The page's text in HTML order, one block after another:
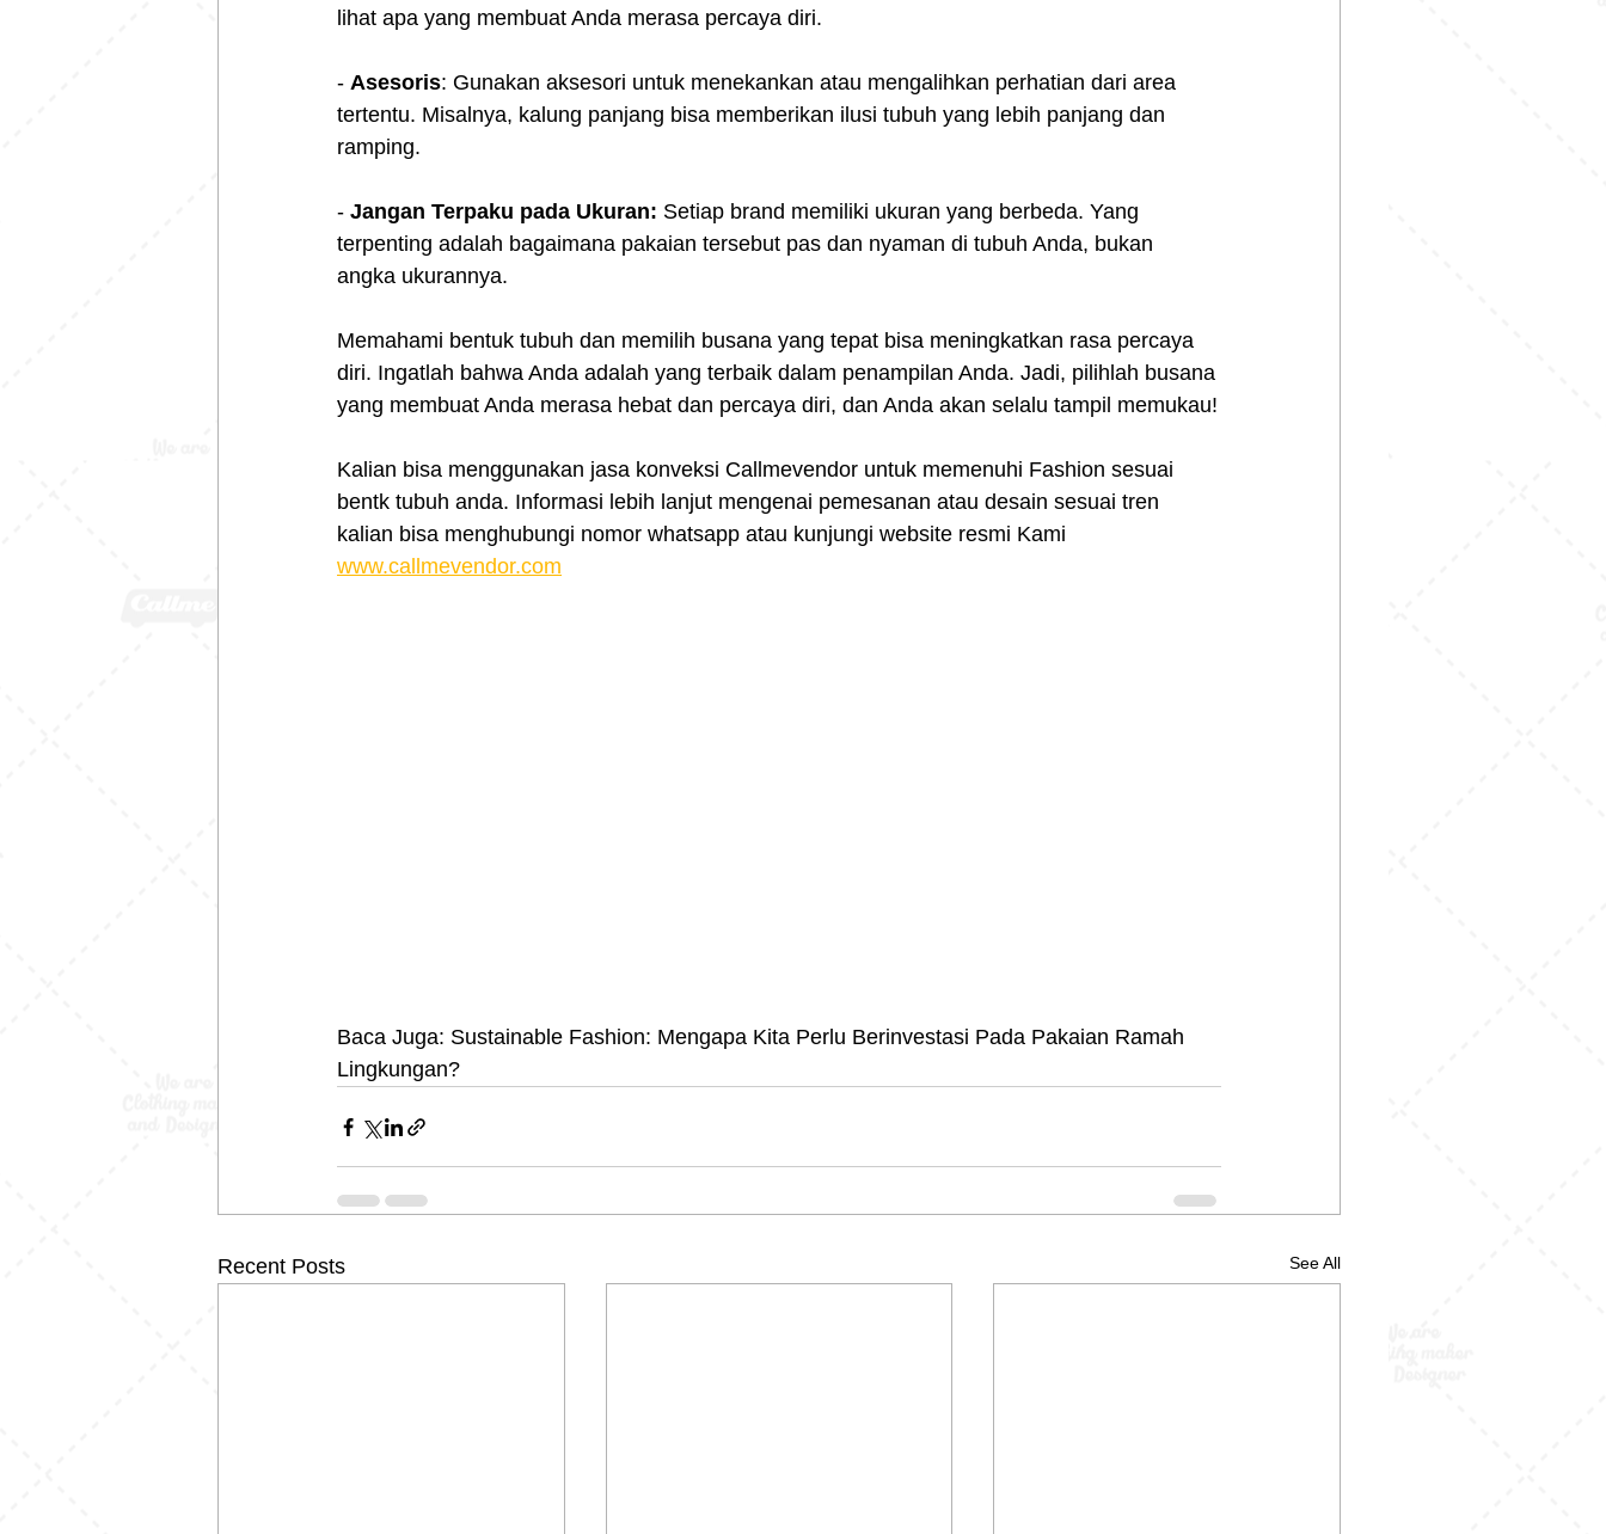
lihat apa yang membuat Anda merasa percaya diri.
- Asesoris: Gunakan aksesori untuk menekankan atau mengalihkan perhatian dari area
tertentu. Misalnya, kalung panjang bisa memberikan ilusi tubuh yang lebih panjang dan
ramping.
- Jangan Terpaku pada Ukuran: Setiap brand memiliki ukuran yang berbeda. Yang
terpenting adalah bagaimana pakaian tersebut pas dan nyaman di tubuh Anda, bukan
angka ukurannya.
Memahami bentuk tubuh dan memilih busana yang tepat bisa meningkatkan rasa percaya
diri. Ingatlah bahwa Anda adalah yang terbaik dalam penampilan Anda. Jadi, pilihlah busana
yang membuat Anda merasa hebat dan percaya diri, dan Anda akan selalu tampil memukau!
Kalian bisa menggunakan jasa konveksi Callmevendor untuk memenuhi Fashion sesuai
bentk tubuh anda. Informasi lebih lanjut mengenai pemesanan atau desain sesuai tren
kalian bisa menghubungi nomor whatsapp atau kunjungi website resmi Kami
www.callmevendor.com
Baca Juga: Sustainable Fashion: Mengapa Kita Perlu Berinvestasi Pada Pakaian Ramah
Lingkungan?
Recent Posts See All